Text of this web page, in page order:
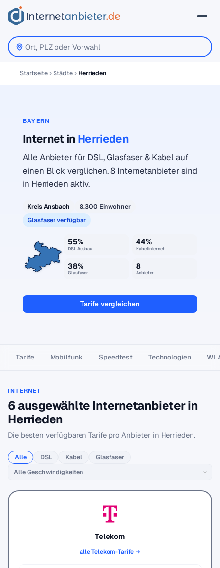
Startseite Städte Herrieden
BAYERN
Internet in Herrieden
Alle Anbieter für DSL, Glasfaser & Kabel auf
einen Blick verglichen. 8 Internetanbieter sind
in Herrieden aktiv.
Kreis Ansbach
8.300 Einwohner
Glasfaser verfügbar
55%
DSL Ausbau
44%
Kabelinternet
38%
Glasfaser
8
Anbieter
Tarife vergleichen
Tarife Mobilfunk Speedtest Technologien
INTERNET
6 ausgewählte Internetanbieter in
Herrieden
Die besten verfügbaren Tarife pro Anbieter in Herrieden.
Alle DSL Kabel Glasfaser
Telekom
alle Telekom-Tarife →